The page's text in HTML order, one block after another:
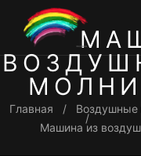
Главная
Воздушные
Машина из